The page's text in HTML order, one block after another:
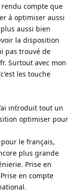
rendu compte que
à optimiser aussi
aussi bien
la disposition
pas trouvé de
Surtout avec mon
les touche
introduit tout un
optimiser pour
le français,
plus grande
Prise en
en compte